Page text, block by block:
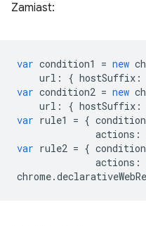
Zamiast:
var condition1 = new
url : { hostSuffix :
var condition2 = new
url : { hostSuffix :
var rule1 = {
actions :
var rule2 = {
actions :
chrome.